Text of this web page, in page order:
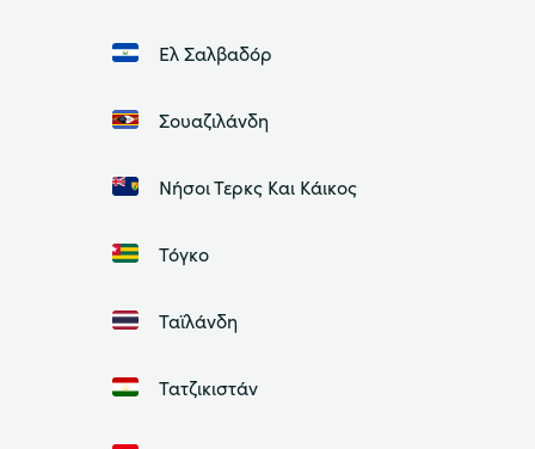
Ελ Σαλβαδόρ
Σουαζιλάνδη
Νήσοι Τερκς Και Κάικος
Τόγκο
Ταϊλάνδη
Τατζικιστάν